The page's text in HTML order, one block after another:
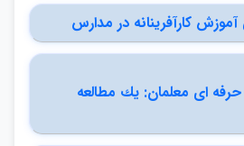
كارآفرينانه در مدارس
اي معلمان: يك مطالعه